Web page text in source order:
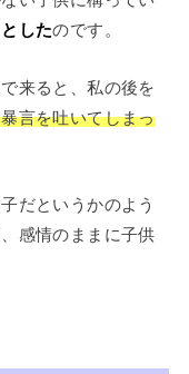
したのです。
来ると、私の後を
言を吐いてしまっ
だというかのよう
感情のままに子供